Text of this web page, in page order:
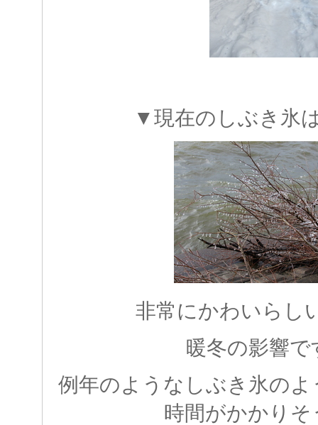
▼現在のしぶき氷
非常にかわいらし
暖冬の影響で
例年のようなしぶき氷の
時間がかかり